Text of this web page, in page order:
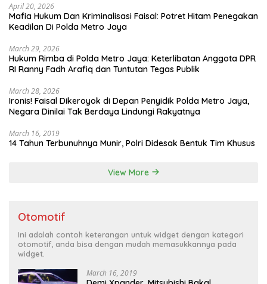
April 20, 2026
Mafia Hukum Dan Kriminalisasi Faisal: Potret Hitam Penegakan
Keadilan Di Polda Metro Jaya
March 29, 2026
Hukum Rimba di Polda Metro Jaya: Keterlibatan Anggota DPR
RI Ranny Fadh Arafiq dan Tuntutan Tegas Publik
March 28, 2026
Ironis! Faisal Dikeroyok di Depan Penyidik Polda Metro Jaya,
Negara Dinilai Tak Berdaya Lindungi Rakyatnya
March 16, 2019
14 Tahun Terbunuhnya Munir, Polri Didesak Bentuk Tim Khusus
View More
Otomotif
Ini adalah contoh keterangan untuk widget dengan kategori
otomotif, anda bisa dengan mudah memasukkannya pada
widget.
March 16, 2019